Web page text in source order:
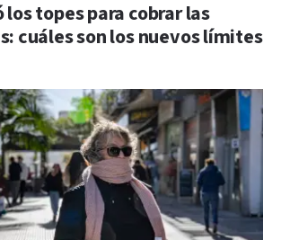
los topes para cobrar las
cuáles son los nuevos límites